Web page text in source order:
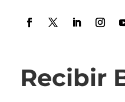
Recibir